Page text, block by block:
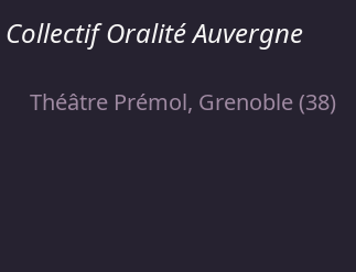
Oralité Auvergne
Théâtre Prémol, Grenoble (38)